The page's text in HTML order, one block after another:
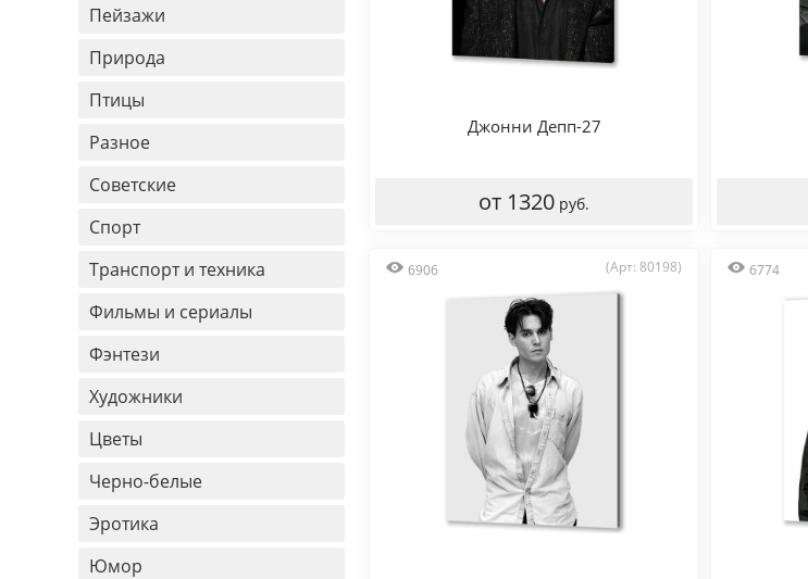
Пейзажи
Природа
Птицы
Разное
Советские
Спорт
Транспорт и техника
Фильмы и сериалы
Фэнтези
Художники
Цветы
Черно-белые
Эротика
Юмор
Джонни Депп-27
от 1320 руб.
6906 (Арт: 80198) 6774